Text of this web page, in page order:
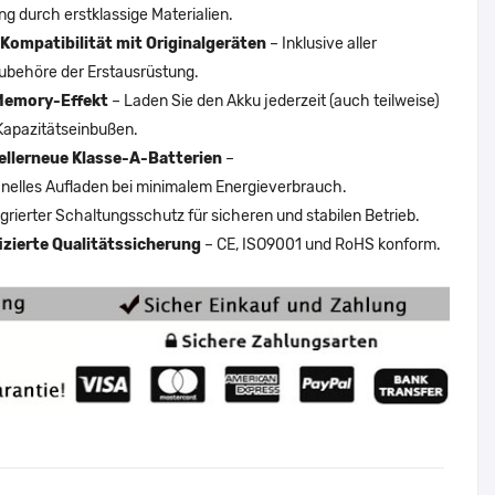
durch erstklassige Materialien.
Kompatibilität mit Originalgeräten – Inklusive aller
der Erstausrüstung.
Effekt – Laden Sie den Akku jederzeit (auch teilweise)
Klasse-A-Batterien –
Aufladen bei minimalem Energieverbrauch.
Schaltungsschutz für sicheren und stabilen Betrieb.
Qualitätssicherung – CE, ISO9001 und RoHS konform.